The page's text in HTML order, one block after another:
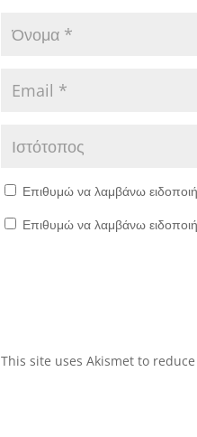
Επιθυμώ να λαμβάνω
Επιθυμώ να λαμβάνω
This site uses Akismet to